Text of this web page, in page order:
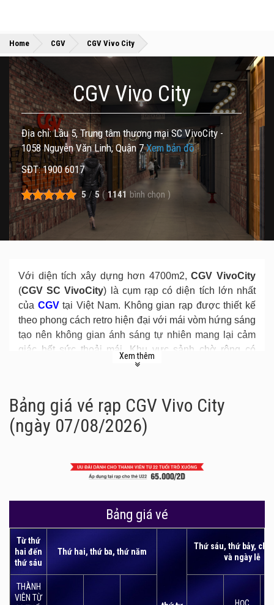
Home »
CGV »
CGV Vivo City
CGV Vivo City
Địa chỉ: Lầu 5, Trung tâm thương mại SC VivoCity -
1058 Nguyễn Văn Linh, Quận 7Xem bản đồ
SĐT: 1900 6017
5 / 5 ( 1141 bình chọn )
Với diện tích xây dựng hơn 4700m2,CGV VivoCity
(CGV SC VivoCity) là cụm rạp có diện tích lớn nhất
của CGVtại Việt Nam. Không gian rạp được thiết kế
theo phong cách retro hiện đại với mái vòm hứng sáng
tạo nên không gian ánh sáng tự nhiên mang lại cảm
giác hết sức thoải mái. Khu vực sảnh chờ rộng có
nhiều góc riêng chắc chắn sẽ làm hài lòng khách hàng
Xem thêm
Bảng giá vé rạp CGV Vivo City
(ngày 07/08/2026)
Bảng giá vé
Từ thứ
hai đến
thứ sáu
Thứ hai, thứ ba, thứ năm
Thứ sáu, thứ bảy, chủ
và ngày lễ
THÀNH
VIÊN TỪ